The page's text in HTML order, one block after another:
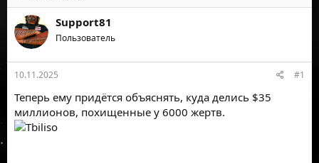
о
р
т
е
м
ы
а
н
а
а
и
Support81
Пользователь
10.11.2025 #1
Теперь ему придётся объяснять, куда делись $35
миллионов, похищенные у 6000 жертв.